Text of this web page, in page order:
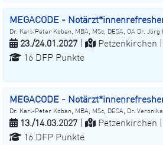
MEGACODE -
Dr. Karl-Peter Koban, MBA, MSc, DESA, OA Dr. Jörg
23./24.01.2027 Petzenkirchen |
16 DFP Punkte
MEGACODE -
Dr. Karl-Peter Koban, MBA, MSc, DESA, Dr.
13./14.03.2027 Petzenkirchen |
16 DFP Punkte